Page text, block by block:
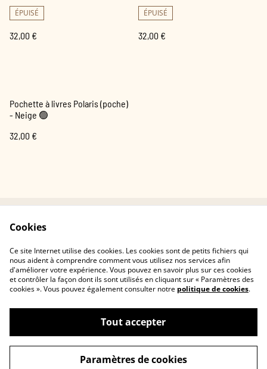
ÉPUISÉ
32,00 €
ÉPUISÉ
32,00 €
Pochette à livres Polaris (poche)
- Neige 🟢
32,00 €
confidentialité
©2026Trametica
Cookies
Ce site Internet utilise des cookies. Les cookies sont de petits fichiers qui
nous aident à comprendre comment vous utilisez nos services afin
d'améliorer votre expérience. Vous pouvez en savoir plus sur ces cookies
et contrôler la façon dont ils sont utilisés en cliquant sur « Paramètres des
cookies ». Vous pouvez également consulter notre politique de cookies.
Tout accepter
Paramètres de cookies